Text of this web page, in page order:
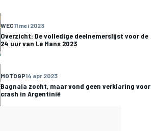
WEC11 mei 2023
Overzicht: De volledige deelnemerslijst voor de
24 uur van Le Mans 2023
MOTOGP14 apr 2023
Bagnaia zocht, maar vond geen verklaring voor
crash in Argentinië